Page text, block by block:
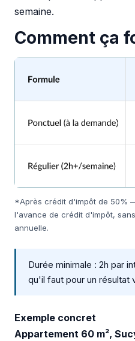
semaine.
Comment ça
*Après crédit d'impôt de 50%
l'avance de crédit d'impôt,
annuelle.
Durée minimale : 2h par
qu'il faut pour un résultat
Exemple concret
Appartement 60 m²,